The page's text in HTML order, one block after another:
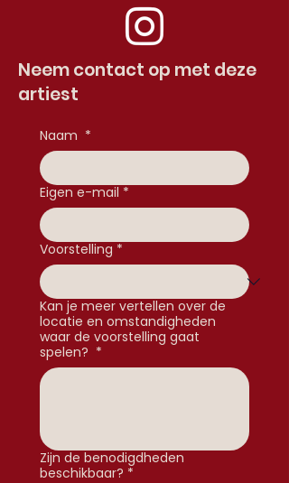
Neem contact op met deze
artiest
Naam *
Eigen e-mail *
Voorstelling *
Kan je meer vertellen over de
locatie en omstandigheden
waar de voorstelling gaat
spelen? *
Zijn de benodigdheden
beschikbaar? *